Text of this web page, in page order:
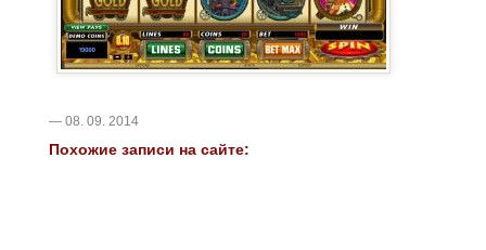
— 08. 09. 2014
Похожие записи на сайте: